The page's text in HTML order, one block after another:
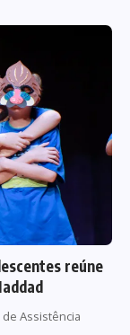
reúne
Assistência